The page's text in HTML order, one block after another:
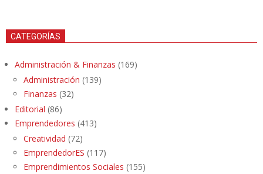
CATEGORÍAS
Administración & Finanzas (169)
Administración (139)
Finanzas (32)
Editorial (86)
Emprendedores (413)
Creatividad (72)
EmprendedorES (117)
Emprendimientos Sociales (155)